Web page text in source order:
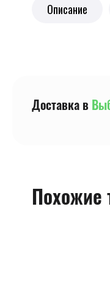
Описание
Доставка в
Похожие